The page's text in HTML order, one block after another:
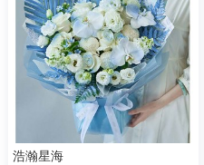
浩瀚星海